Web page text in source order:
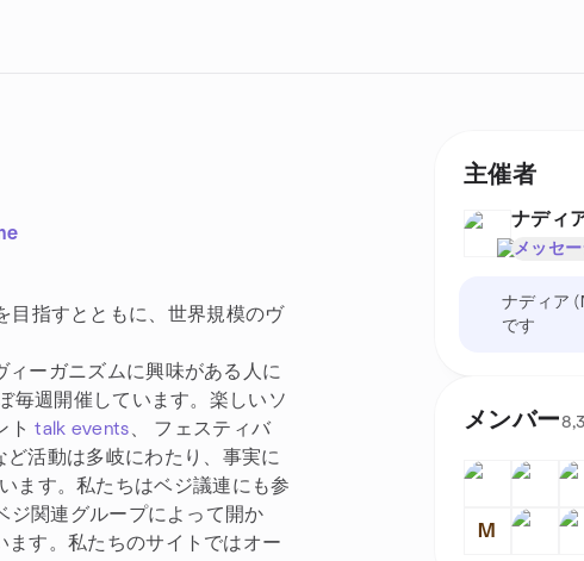
目指すとともに、世界規模のヴ
ーガニズムに興味がある人に
毎週開催しています。楽しいソ
トtalk events 、 フェスティバ
ど活動は多岐にわたり、事実に
ます。私たちはベジ議連にも参
ジ関連グループによって開か
す。私たちのサイトではオー
主催者
ナディ
メッセ
ナディア
です
メンバー
M